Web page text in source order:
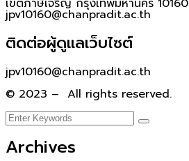
jpv10160@chanpradit.ac.th
ติดต่อผู้ดูแลเว็บไซต์
jpv10160@chanpradit.ac.th
© 2023 – All rights reserved.
Archives